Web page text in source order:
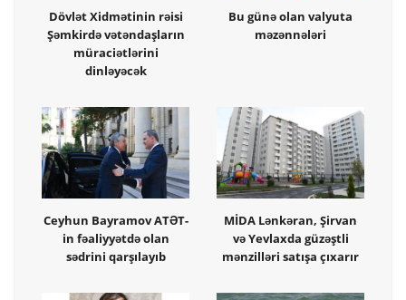
Dövlət Xidmətinin rəisi
Şəmkirdə vətəndaşların
müraciətlərini
dinləyəcək
Bu günə olan valyuta
məzənnələri
Ceyhun Bayramov ATƏT-
in fəaliyyətdə olan
sədrini qarşılayıb
MİDA Lənkəran, Şirvan
və Yevlaxda güzəştli
mənzilləri satışa çıxarır